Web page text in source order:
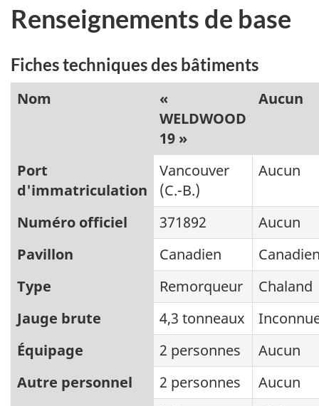
Renseignements de base
Fiches techniques des bâtiments
Nom
«
WELDWOOD
19 »
Aucun
Port
d'immatriculation
Vancouver
(C.-B.)
Aucun
Numéro officiel 371892
Aucun
Pavillon
Canadien
Type
Remorqueur
Chaland
Jauge brute
4,3 tonneaux
Équipage
2 personnes
Aucun
Autre personnel
2 personnes
Aucun